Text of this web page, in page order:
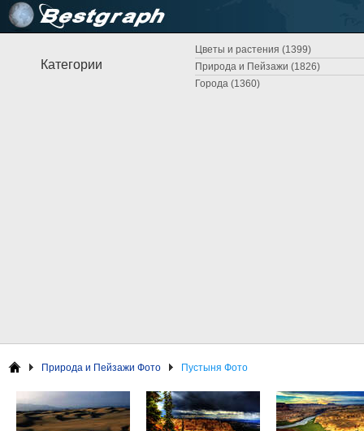
Категории
Цветы и растения (1399)
Природа и Пейзажи (1826)
Города (1360)
Природа и Пейзажи Фото Пустыня Фото